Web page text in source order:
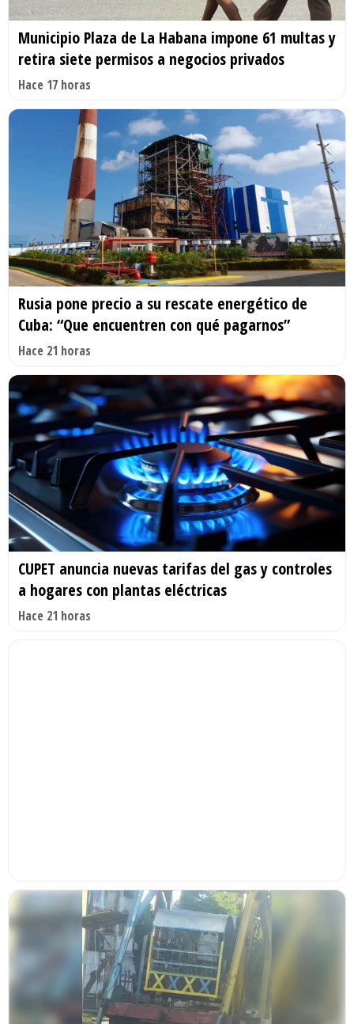
Municipio Plaza de La Habana impone 61 multas y
retira siete permisos a negocios privados
Hace 17 horas
Rusia pone precio a su rescate energético de
Cuba: “Que encuentren con qué pagarnos”
Hace 21 horas
CUPET anuncia nuevas tarifas del gas y controles
a hogares con plantas eléctricas
Hace 21 horas